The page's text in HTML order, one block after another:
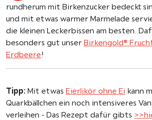
rundherum mit Birkenzucker bedeckt
und mit etwas warmer Marmelade
die kleinen Leckerbissen am besten.
besonders gut unser Birkengold®
Erdbeere!
Tipp: Mit etwas Eierlikör ohne Ei kann
Quarkbällchen ein noch intensiveres
verleihen - Das Rezept dafür gibts